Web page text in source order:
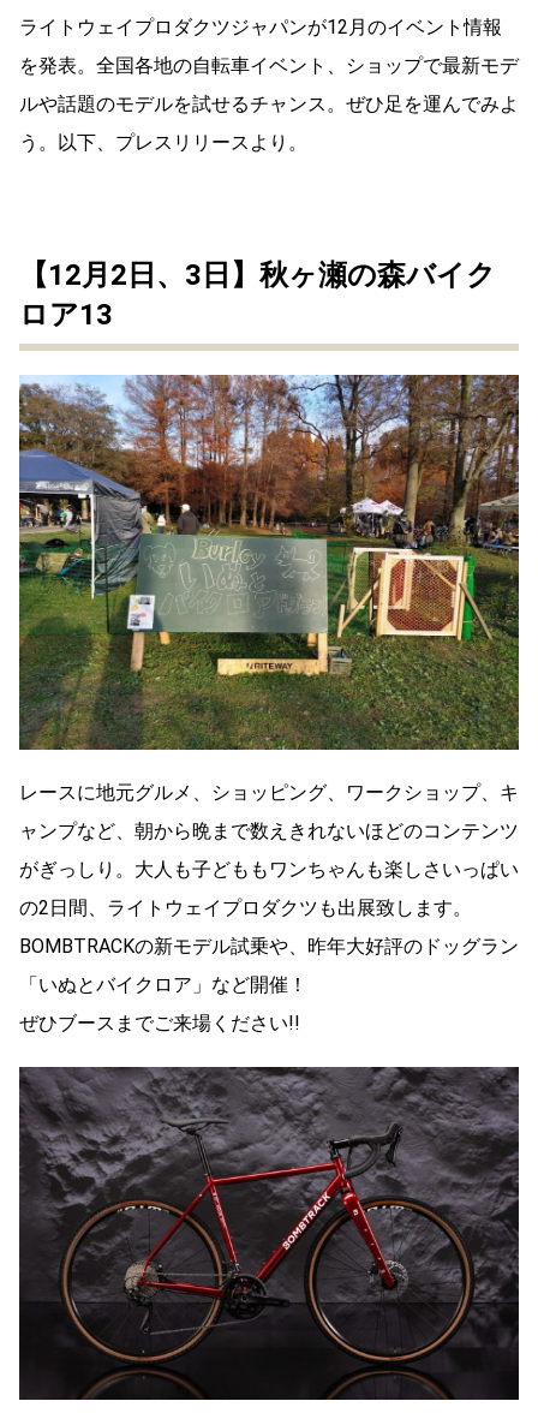
ライトウェイプロダクツジャパンが12月のイベント情報
を発表。全国各地の自転車イベント、ショップで最新モデ
ルや話題のモデルを試せるチャンス。ぜひ足を運んでみよ
う。以下、プレスリリースより。
【12月2日、3日】秋ヶ瀬の森バイク
ロア13
レースに地元グルメ、ショッピング、ワークショップ、キ
ャンプなど、朝から晩まで数えきれないほどのコンテンツ
がぎっしり。大人も子どももワンちゃんも楽しさいっぱい
の2日間、ライトウェイプロダクツも出展致します。
BOMBTRACKの新モデル試乗や、昨年大好評のドッグラン
「いぬとバイクロア」など開催！
ぜひブースまでご来場ください!!